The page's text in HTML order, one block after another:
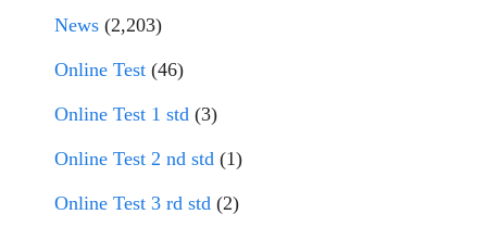
News (2,203)
Online Test (46)
Online Test 1 std (3)
Online Test 2 nd std (1)
Online Test 3 rd std (2)